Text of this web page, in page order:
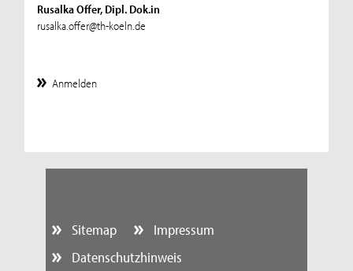
Rusalka Offer, Dipl. Dok.in
rusalka.offer@th-koeln.de
Anmelden
Sitemap
Impressum
Datenschutzhinweis